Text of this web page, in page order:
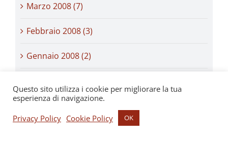
Marzo 2008 (7)
Febbraio 2008 (3)
Gennaio 2008 (2)
Novembre 2007 (2)
Questo sito utilizza i cookie per migliorare la tua
esperienza di navigazione.
Privacy Policy Cookie Policy OK